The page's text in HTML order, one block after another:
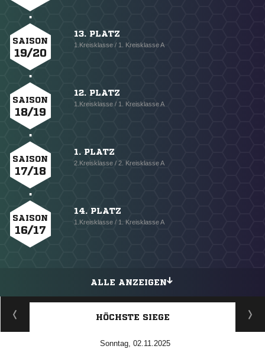
SAISON
19/20
13. PLATZ
1.Kreisklasse / 1. Kreisklasse A
SAISON
18/19
12. PLATZ
1.Kreisklasse / 1. Kreisklasse A
SAISON
17/18
1. PLATZ
2.Kreisklasse / 2. Kreisklasse A
SAISON
16/17
14. PLATZ
1.Kreisklasse / 1. Kreisklasse A
ALLE ANZEIGEN
HÖCHSTE SIEGE
Sonntag, 02.11.2025